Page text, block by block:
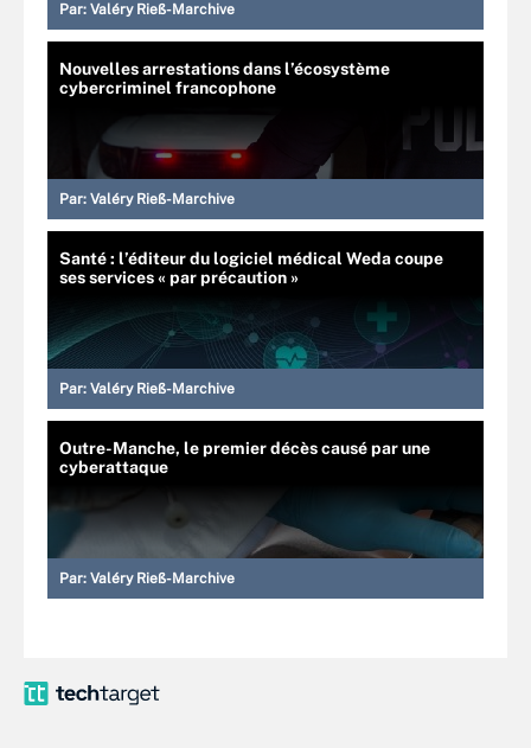
Par: Valéry Rieß-Marchive
Nouvelles arrestations dans l’écosystème
cybercriminel francophone
Par: Valéry Rieß-Marchive
Santé : l’éditeur du logiciel médical Weda coupe
ses services « par précaution »
Par: Valéry Rieß-Marchive
Outre-Manche, le premier décès causé par une
cyberattaque
Par: Valéry Rieß-Marchive